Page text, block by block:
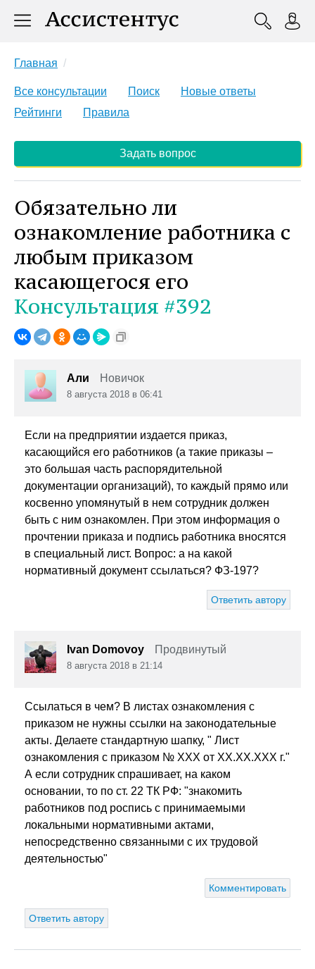
Главная
Все консультации Поиск
Новые ответы
Рейтинги
Правила
Задать вопрос
Обязательно ли
ознакомление работника с
любым приказом
касающегося его
Консультация #392
Али Новичок
8 августа 2018 в 06:41
Если на предприятии издается приказ,
касающийся его работников (а такие приказы –
это большая часть распорядительной
документации организаций), то каждый прямо или
косвенно упомянутый в нем сотрудник должен
быть с ним ознакомлен. При этом информация о
прочтении приказа и подпись работника вносятся
в специальный лист. Вопрос: а на какой
нормативный документ ссылаться? ФЗ-197?
Ответить автору
Ivan Domovoy Продвинутый
8 августа 2018 в 21:14
Ссылаться в чем? В листах ознакомления с
приказом не нужны ссылки на законодательные
акты. Делаете стандартную шапку, " Лист
ознакомления с приказом № XXX от XX.XX.XXX г."
А если сотрудник спрашивает, на каком
основании, то по ст. 22 ТК РФ: "знакомить
работников под роспись с принимаемыми
локальными нормативными актами,
непосредственно связанными с их трудовой
деятельностью"
Комментировать
Ответить автору